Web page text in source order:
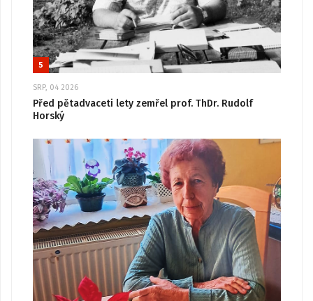
5
SRP, 04 2026
Před pětadvaceti lety zemřel prof. ThDr. Rudolf
Horský